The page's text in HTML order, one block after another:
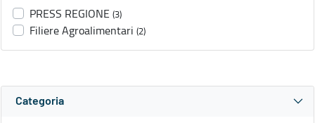
PRESS REGIONE (3)
Filiere Agroalimentari (2)
Categoria